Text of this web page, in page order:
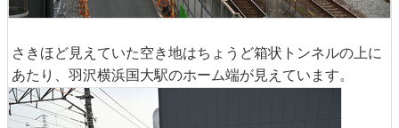
さきほど見えていた空き地はちょうど箱状トンネルの上に
あたり、羽沢横浜国大駅のホーム端が見えています。